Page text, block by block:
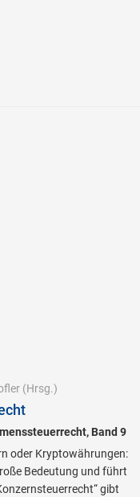
(Hrsg.)
Band 9
oder Kryptowährungen:
Bedeutung und führt
gibt